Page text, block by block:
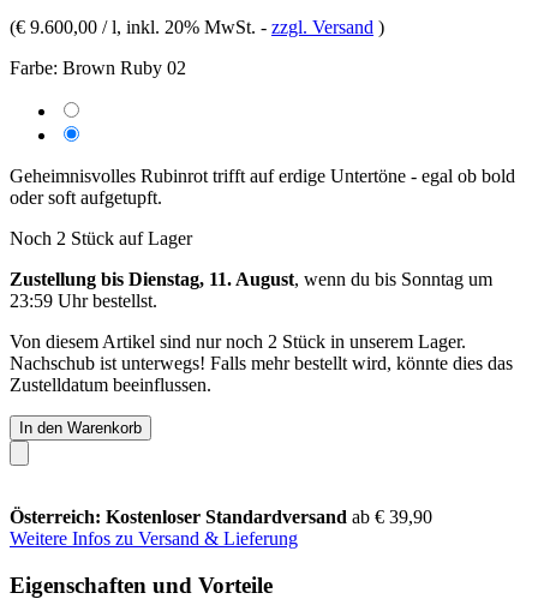
(€ 9.600,00 / l, inkl. 20% MwSt. - zzgl. Versand )
Farbe: Brown Ruby 02
Geheimnisvolles Rubinrot trifft auf erdige Untertöne - egal ob bold
oder soft aufgetupft.
Noch 2 Stück auf Lager
Zustellung bis Dienstag, 11. August, wenn du bis Sonntag um
23:59 Uhrbestellst.
Von diesem Artikel sind nur noch 2 Stück in unserem Lager.
Nachschub ist unterwegs! Falls mehr bestellt wird, könnte dies das
Zustelldatum beeinflussen.
In den Warenkorb
Österreich: Kostenloser Standardversand ab € 39,90
Weitere Infos zu Versand & Lieferung
Eigenschaften und Vorteile